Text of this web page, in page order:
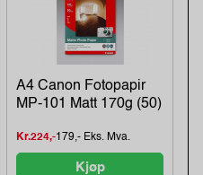
A4 Canon Fotopapir
MP-101 Matt 170g (50)
Kr.224,-179,- Eks. Mva.
Kjøp